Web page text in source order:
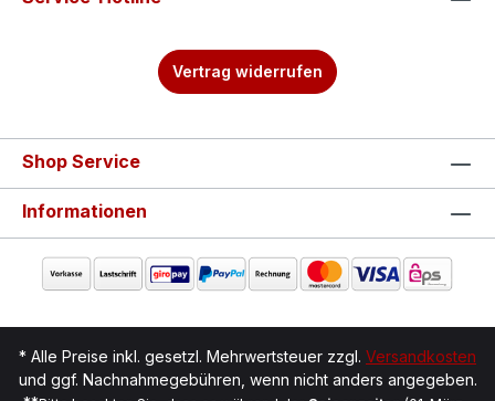
Vertrag widerrufen
Shop Service
Informationen
* Alle Preise inkl. gesetzl. Mehrwertsteuer zzgl. Versandkosten
und ggf. Nachnahmegebühren, wenn nicht anders angegeben.